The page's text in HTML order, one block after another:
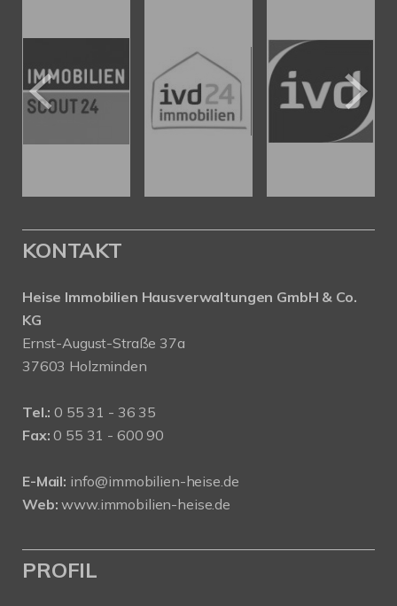
KONTAKT
Heise Immobilien Hausverwaltungen GmbH & Co.
KG
Ernst-August-Straße 37a
37603 Holzminden
Tel.: 0 55 31 - 36 35
Fax: 0 55 31 - 600 90
E-Mail: info@immobilien-heise.de
Web: www.immobilien-heise.de
PROFIL